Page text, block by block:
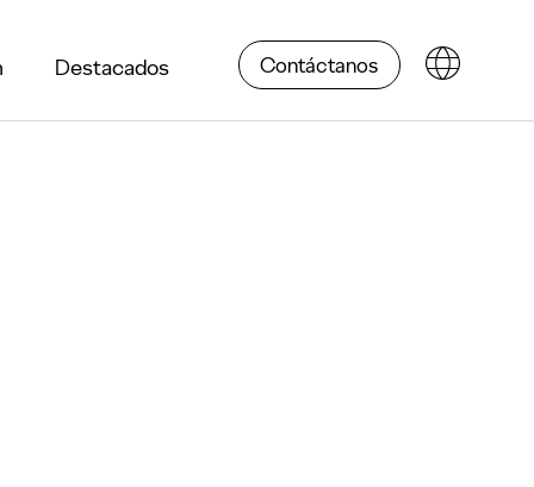
Destacados Contáctanos